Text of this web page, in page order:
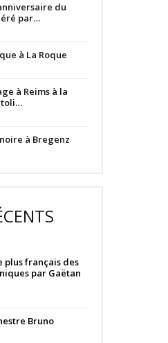
du
par…
à La Roque
à Reims à la
à Bregenz
plus français des
par Gaëtan
Bruno